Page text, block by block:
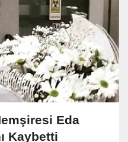
Eda
Kaybetti